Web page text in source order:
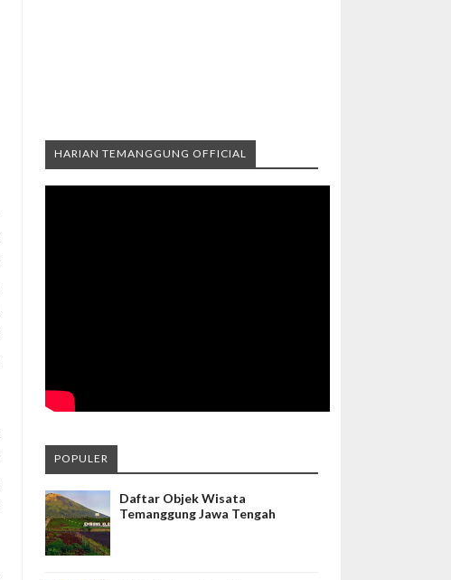
HARIAN TEMANGGUNG OFFICIAL
POPULER
Daftar Objek Wisata
Temanggung Jawa Tengah